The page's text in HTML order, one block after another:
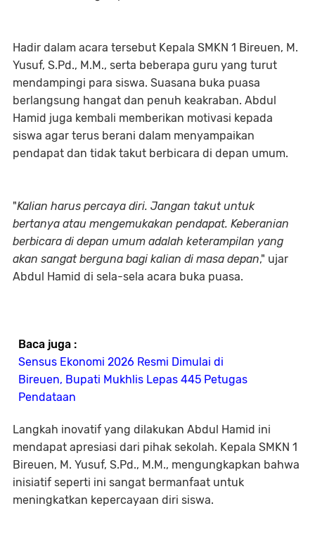
Hadir dalam acara tersebut Kepala SMKN 1 Bireuen, M.
Yusuf, S.Pd., M.M., serta beberapa guru yang turut
mendampingi para siswa. Suasana buka puasa
berlangsung hangat dan penuh keakraban. Abdul
Hamid juga kembali memberikan motivasi kepada
siswa agar terus berani dalam menyampaikan
pendapat dan tidak takut berbicara di depan umum.
"Kalian harus percaya diri. Jangan takut untuk
bertanya atau mengemukakan pendapat. Keberanian
berbicara di depan umum adalah keterampilan yang
akan sangat berguna bagi kalian di masa depan," ujar
Abdul Hamid di sela-sela acara buka puasa.
Baca juga :
Sensus Ekonomi 2026 Resmi Dimulai di
Bireuen, Bupati Mukhlis Lepas 445 Petugas
Pendataan
Langkah inovatif yang dilakukan Abdul Hamid ini
mendapat apresiasi dari pihak sekolah. Kepala SMKN 1
Bireuen, M. Yusuf, S.Pd., M.M., mengungkapkan bahwa
inisiatif seperti ini sangat bermanfaat untuk
meningkatkan kepercayaan diri siswa.